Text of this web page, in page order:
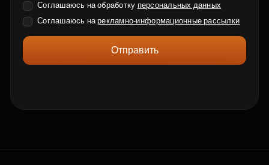
Соглашаюсь на обработку персональных данных
Соглашаюсь нарекламно-информационные рассылки
Отправить